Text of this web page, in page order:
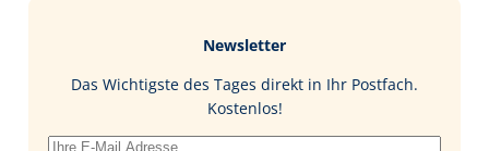
I
Newsletter
Das Wichtigste des Tages direkt in Ihr Postfach.
Kostenlos!